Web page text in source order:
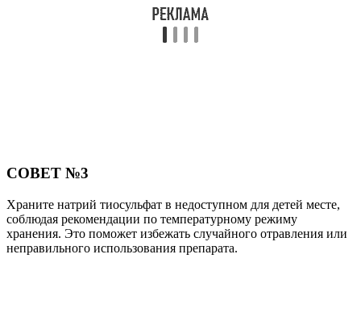
СОВЕТ №3
Храните натрий тиосульфат в недоступном для детей месте,
соблюдая рекомендации по температурному режиму
хранения. Это поможет избежать случайного отравления или
неправильного использования препарата.